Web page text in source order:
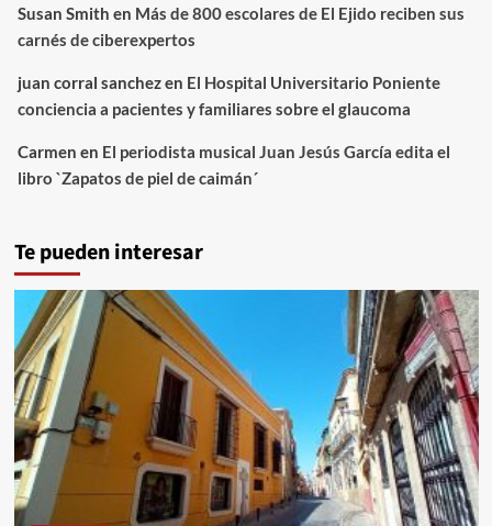
Susan Smith en Más de 800 escolares de El Ejido reciben sus
carnés de ciberexpertos
juan corral sanchezen El Hospital Universitario Poniente
conciencia a pacientes y familiares sobre el glaucoma
Carmen en El periodista musical Juan Jesús García edita el
libro `Zapatos de piel de caimán´
Te pueden interesar